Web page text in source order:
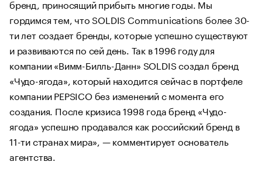
бренд, приносящий прибыть многие годы. Мы
гордимся тем, что SOLDIS Communications более 30-
ти лет создает бренды, которые успешно существуют
и развиваются по сей день. Так в 1996 году для
компании «Вимм-Билль-Данн» SOLDIS создал бренд
«Чудо-ягода», который находится сейчас в портфеле
компании PEPSICO без изменений с момента его
создания. После кризиса 1998 года бренд «Чудо-
ягода» успешно продавался как российский бренд в
11-ти странах мира», — комментирует основатель
агентства.